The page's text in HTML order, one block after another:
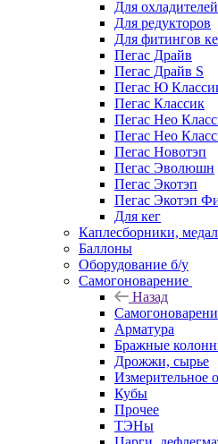
Для охладителей
Для редукторов
Для фитингов
Пегас Драйв
Пегас Драйв S
Пегас Ю
Пегас Классик
Пегас Нео
Пегас Нео
Пегас Новотэп
Пегас Эволюшн
Пегас Экотэп
Пегас Экотэп
Для кег
Каплесборники,
Баллоны
Оборудование б/у
Самогоноварение
Назад
Арматура
Бражные
Дрожжи, сырье
Измерительное
Кубы
Прочее
ТЭНы